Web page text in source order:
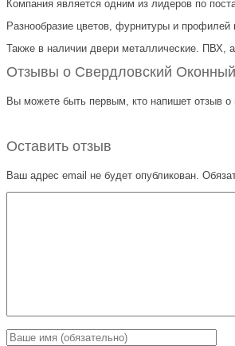
Компания является одним из лидеров по
Разнообразие цветов, фурнитуры и профилей
Также в наличии двери металлические. ПВХ,
Отзывы о Свердловский Оконный
Вы можете быть первым, кто напишет отзыв о
Оставить отзыв
Ваш адрес email не будет опубликован.